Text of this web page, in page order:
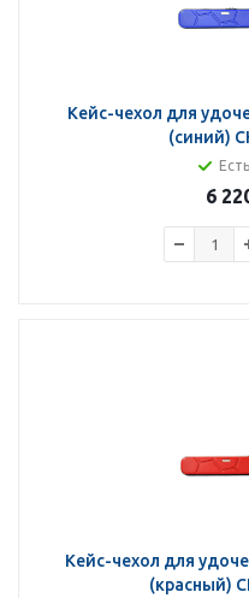
Кейс-чехол для
(синий)
6
Кейс-чехол для
(красный)